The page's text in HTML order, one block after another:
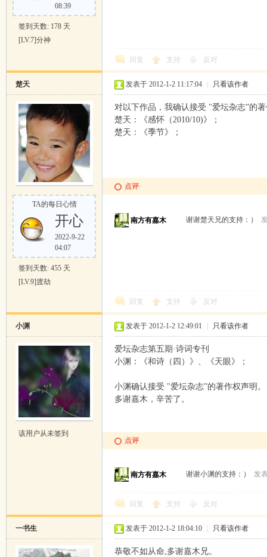
08:39
签到天数: 178 天
[LV.7]分神
回复 支持 反对
楚天
TA的每日心情
开心
2022-9-22
04:07
签到天数: 455 天
[LV.9]渡劫
发表于 2012-1-2 11:17:04 只看该作者
对以下作品，我确认接受 "爱坛杂志”的
楚天：《感怀（2010/10)》；
楚天：《季节》；
点评
南方有嘉木 谢谢楚天兄的支持：）
回复 支持 反对
小渊
该用户从未签到
发表于 2012-1-2 12:49:01 只看该作者
爱坛杂志第五期·诗词专刊
小渊：《和诗（四）》、《天眼》；
小渊确认接受 "爱坛杂志”的著作权声明。
多谢嘉木，辛苦了。
点评
南方有嘉木 谢谢小渊的支持：） 发
回复 支持 反对
一书生 发表于 2012-1-2 18:04:10 只看该作者
恭敬不如从命,多谢嘉木兄。